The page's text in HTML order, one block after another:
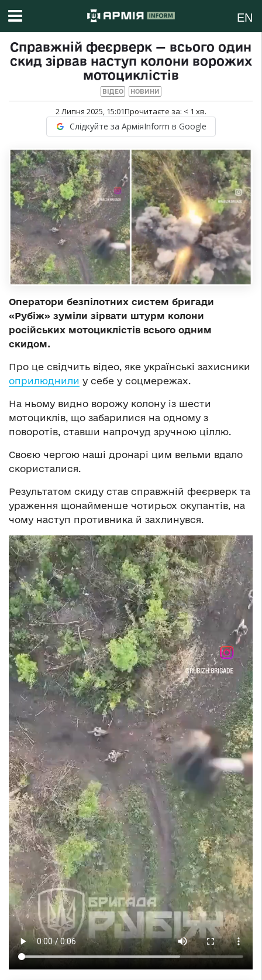
EN
Справжній феєрверк — всього один
скид зірвав наступ колони ворожих
мотоциклістів
ВІДЕО НОВИНИ
2 Липня 2025, 15:01Прочитаєте за: < 1 хв.
Слідкуйте за АрміяInform в Google
Оператори безпілотних систем бригади
«Рубіж» зуміли зірвати штурм колони
російських мотоциклістів всього одним
скидом.
Про це свідчить відео, яке українські захисники
оприлюднили у себе у соцмережах.
На ньому видно ворожу колону із шести
мотоциклів, що забарилися на одному з
поворотів, ставши напрочуд зручною ціллю.
Своєю чергою наші дронарі цим вельми вдало
скористалися.
Результатом скиду став справжній феєрверк та
ураження щонайменше чотирьох окупантів, на
чому наступ противника й захлинувся.